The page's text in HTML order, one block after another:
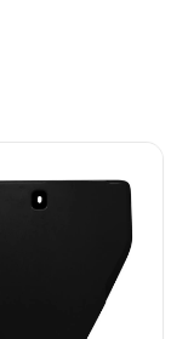
war:
28,36€